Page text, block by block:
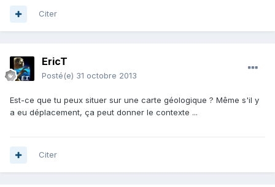
Citer
EricT
Posté(e) 31 octobre 2013
Est-ce que tu peux situer sur une carte géologique ? Même s'il y
a eu déplacement, ça peut donner le contexte ...
Citer